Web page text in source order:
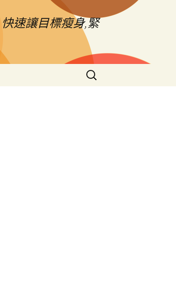
速讓目標瘦身,緊
搜
尋